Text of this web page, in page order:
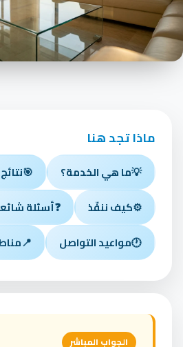
ماذا تجد هنا
💡ما هي الخدمة؟ 🎯
⚙️كيف ننفّذ ❓أسئلة
🕐مواعيد التواصل 📍
الجواب المباشر